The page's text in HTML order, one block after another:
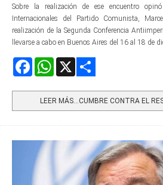
Sobre la realización de ese encuentro
Internacionales del Partido Comunista,
realización de la Segunda Conferencia
llevarse a cabo en Buenos Aires del 16 al 18 de
FacebookWhatsApp
LEER MÁS…CUMBRE CONTRA EL